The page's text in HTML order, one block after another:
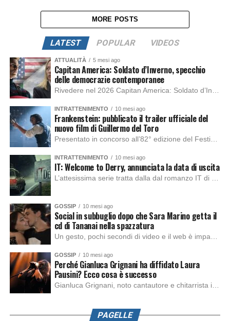
MORE POSTS
LATEST POPULAR VIDEOS
ATTUALITÀ 5 mesi ago
Capitan America: Soldato d’Inverno, specchio
delle democrazie contemporanee
Rivedere nel 2026 Capitan America: Soldato d’Inverno, fa notare elementi delle democrazie moderne attuali che presentano un impatto diretto con il pubblico e il richiamo della forza di volontà e il pensiero critico del singolo. Captain America: Soldato d’Inverno (Captain America: The Winter Soldier nella versione originale) è il secondo film del supereroe della Marvel […]
INTRATTENIMENTO 10 mesi ago
Frankenstein: pubblicato il trailer ufficiale del
nuovo film di Guillermo del Toro
Presentato in concorso all’82° edizione del Festival del Cinema di Venezia, con l’impeccabile interpretazione di Oscar Isaac, Jacob Elordi, Mia Goth e Christoph Waltz, è stato pubblicato il trailer finale della nuova trasposizione cinematografica di Frankenstein firmata dal regista Guillermo del Toro. Sarà disponibile in anteprima nei cinema selezionati dal 22 ottobre e sulla piattaforma […]
INTRATTENIMENTO 10 mesi ago
IT: Welcome to Derry, annunciata la data di uscita
L’attesissima serie tratta dalla dal romanzo IT di Stephen King, arriverà anche in Italia, molto prima del previsto, dato che nei giorni precedenti HBO Max ha rivelato la data di uscita negli Stati Uniti, è giunto il momento anche per l’Italia. La nuova serie drammatica creata dal regista Andy Muschietti, basata sul romanzo best seller […]
GOSSIP 10 mesi ago
Social in subbuglio dopo che Sara Marino getta il
cd di Tananai nella spazzatura
Un gesto, pochi secondi di video e il web è impazzito. Nella serata di domenica, Sara Marino, ex compagna di Tananai, ha pubblicato su Instagram una storia che non lasciava spazio a interpretazioni: il cd del cantante finiva dritto nella spazzatura. Un segnale forte e simbolico allo stesso tempo. Questa vicenda arriva dopo altre indicazioni […]
GOSSIP 10 mesi ago
Perché Gianluca Grignani ha diffidato Laura
Pausini? Ecco cosa è successo
Gianluca Grignani, noto cantautore e chitarrista italiano, ha recentemente inviato una diffida formale a Laura Pausini. Al centro dello scontro sembra esserci il brano più amato del cantautore italiano, nonché “la mia storia tra le dita”, che la Pausina ha reinterpretato per “Io canto 2” in varie lingue (Italiano, Spagnolo, Portoghese e Francese), dichiarando pubblicamente […]
PAGELLE